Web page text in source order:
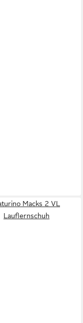
Macks 2 VL
Lauflernschuh